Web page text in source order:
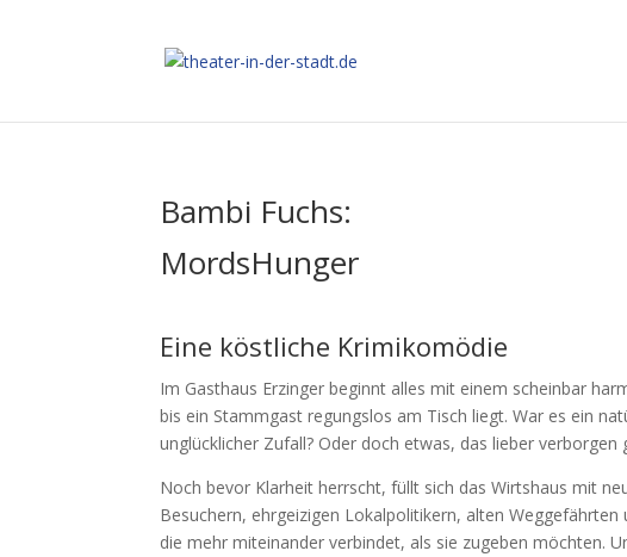
Bambi Fuchs:
MordsHunger
Eine köstliche Krimikomödie
Im Gasthaus Erzinger beginnt alles mit einem scheinbar
bis ein Stammgast regungslos am Tisch liegt. War es ein
unglücklicher Zufall? Oder doch etwas, das lieber verborgen
Noch bevor Klarheit herrscht, füllt sich das Wirtshaus mit
Besuchern, ehrgeizigen Lokalpolitikern, alten Weggefährten
die mehr miteinander verbindet, als sie zugeben möchten.